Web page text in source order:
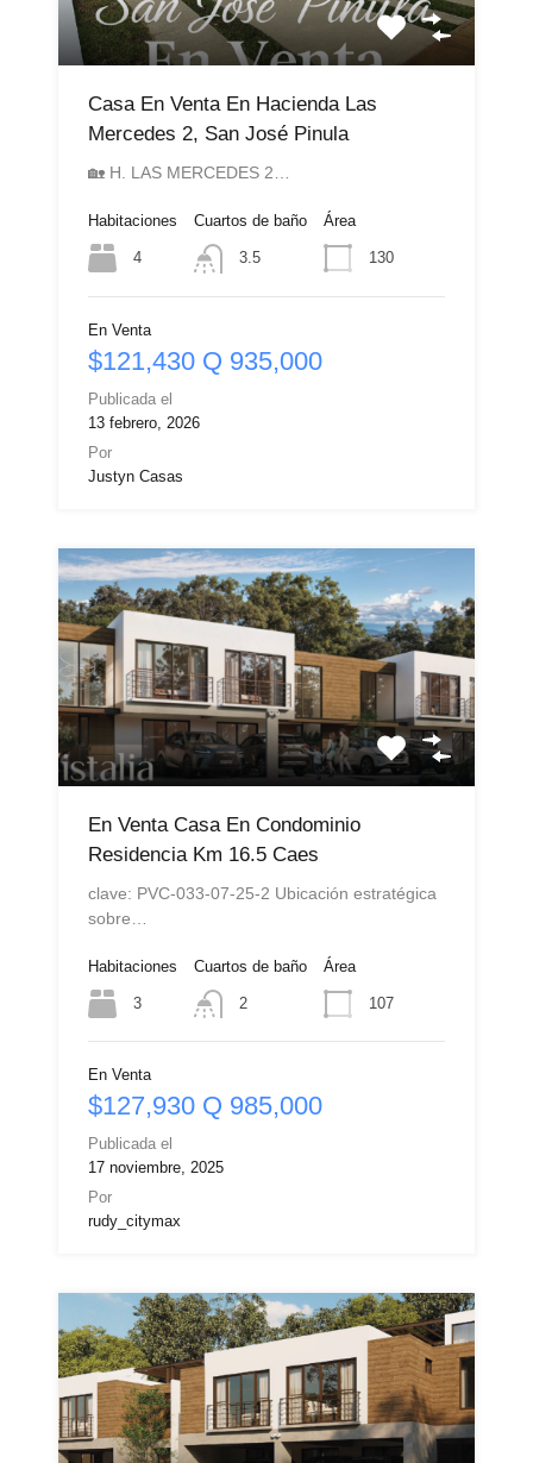
Casa En Venta En Hacienda Las
Mercedes 2, San José Pinula
🏡 H. LAS MERCEDES 2…
Habitaciones
4
Cuartos de baño
3.5
Área
130
En Venta
$121,430 Q 935,000
Publicada el
13 febrero, 2026
Por
Justyn Casas
En Venta Casa En Condominio
Residencia Km 16.5 Caes
clave: PVC-033-07-25-2 Ubicación estratégica
sobre…
Habitaciones
3
Cuartos de baño
2
Área
107
En Venta
$127,930 Q 985,000
Publicada el
17 noviembre, 2025
Por
rudy_citymax